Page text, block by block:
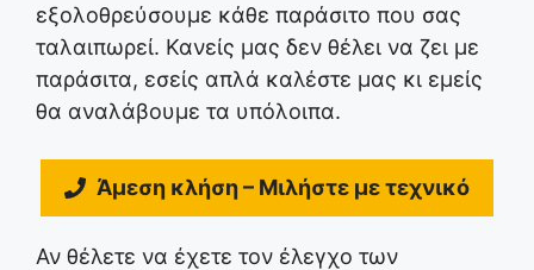
εξολοθρεύσουμε κάθε παράσιτο που σας
ταλαιπωρεί. Κανείς μας δεν θέλει να ζει με
παράσιτα, εσείς απλά καλέστε μας κι εμείς
θα αναλάβουμε τα υπόλοιπα.
Άμεση κλήση – Μιλήστε με τεχνικό
Αν θέλετε να έχετε τον έλεγχο των